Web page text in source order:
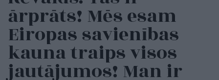
ārprāts! Mēs esam
Eiropas savienības
kauna traips visos
jautājumos! Man ir